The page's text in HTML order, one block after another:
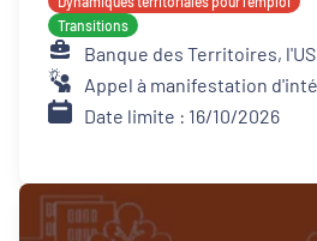
Transitions
Banque des Territoires,
Appel à manifestation
Date limite : 16/10/2026